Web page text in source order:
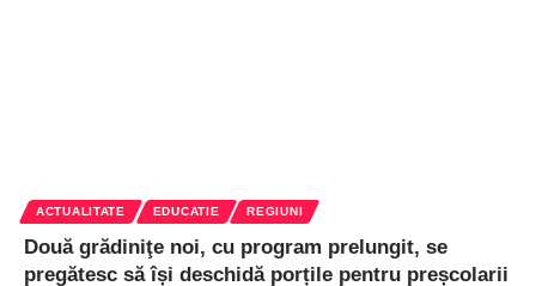
ACTUALITATE EDUCATIE REGIUNI
Două grădiniţe noi, cu program prelungit, se
pregătesc să își deschidă porțile pentru preșcolarii